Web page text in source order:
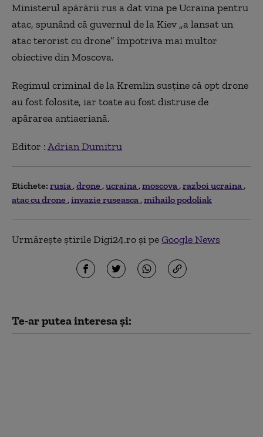
Ministerul apărării rus a dat vina pe Ucraina pentru
atac, spunând că guvernul de la Kiev „a lansat un
atac terorist cu drone” împotriva mai multor
obiective din Moscova.
Regimul criminal de la Kremlin susține că opt drone
au fost folosite, iar toate au fost distruse de
apărarea antiaeriană.
Editor :Adrian Dumitru
Etichete: rusia drone ucraina moscova razboi ucraina
atac cu drone invazie ruseasca mihailo podoliak
Urmărește știrile Digi24.ro și peGoogle News
Te-ar putea interesa și: